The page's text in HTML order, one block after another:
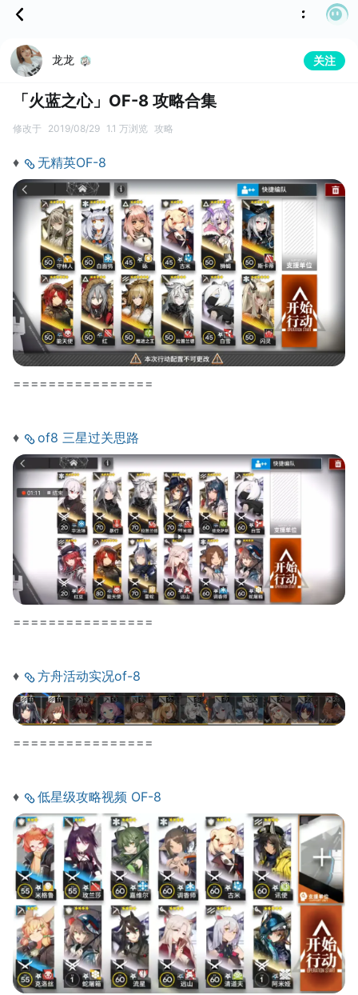
龙龙 关注
「火蓝之心」OF-8 攻略合集
修改于 2019/08/29 1.1 万浏览 攻略
♦ 无精英OF-8
================
♦ of8 三星过关思路
================
♦ 方舟活动实况of-8
================
♦ 低星级攻略视频 OF-8